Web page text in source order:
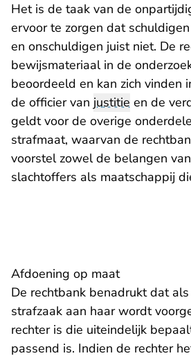
Het is de taak van de
ervoor te zorgen dat
en onschuldigen juist niet. De
bewijsmateriaal in de
beoordeeld en kan zich vinden
de officier van justitie en de
geldt voor de overige
strafmaat, waarvan de
voorstel zowel de belangen
slachtoffers als maatschappij
Afdoening op maat
De rechtbank benadrukt dat
strafzaak aan haar wordt
rechter is die uiteindelijk
passend is. Indien de rechter